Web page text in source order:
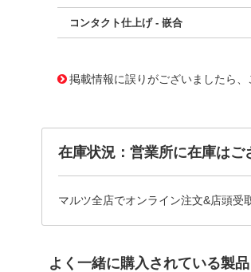
コンタクト仕上げ - 嵌合
掲載情報に誤りがございましたら、
在庫状況：営業所に在庫はご
マルツ全店でオンライン注文&店頭受
よく一緒に購入されている製品